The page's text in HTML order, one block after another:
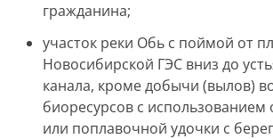
гражданина;
участок реки Обь с поймой от
Новосибирской ГЭС вниз до
канала, кроме добычи (вылов)
биоресурсов с
или поплавочной удочки с